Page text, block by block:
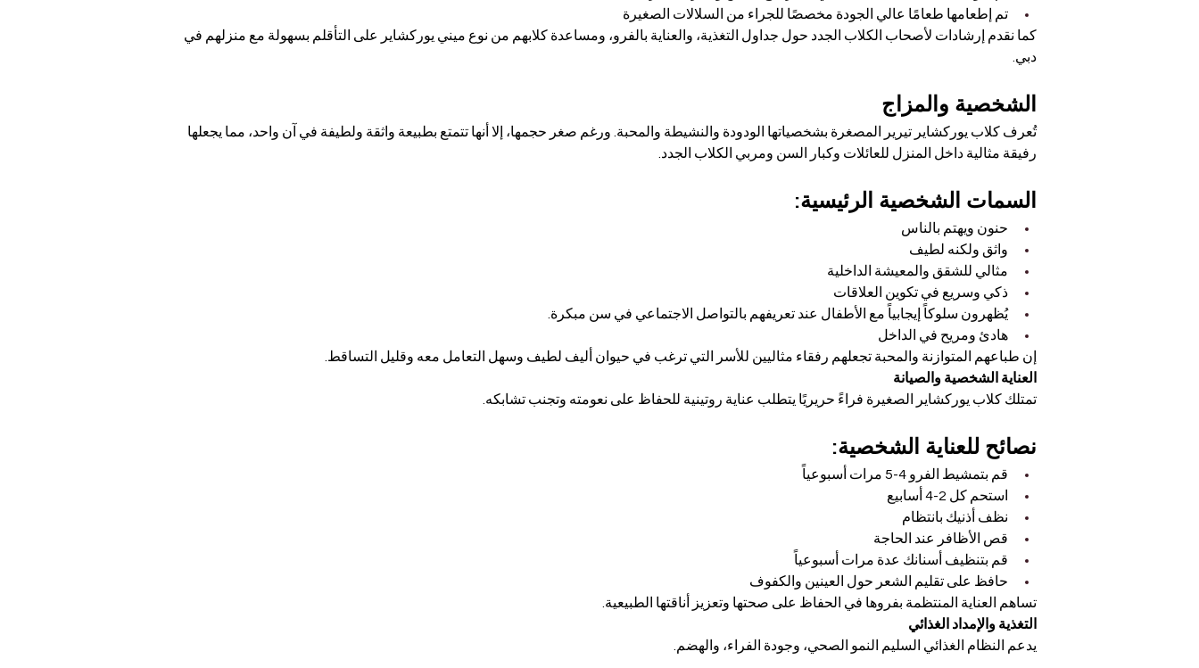
تم إطعامها طعامًا عالي الجودة مخصصًا للجراء من السلالات الصغيرة
كما نقدم إرشادات لأصحاب الكلاب الجدد حول جداول التغذية، والعناية بالفرو، ومساعدة كلابهم من نوع ميني يوركشاير على التأقلم بسهولة مع منزلهم في
دبي.
الشخصية والمزاج
تُعرف كلاب يوركشاير تيرير المصغرة بشخصياتها الودودة والنشيطة والمحبة. ورغم صغر حجمها، إلا أنها تتمتع بطبيعة واثقة ولطيفة في آن واحد، مما يجعلها
رفيقة مثالية داخل المنزل للعائلات وكبار السن ومربي الكلاب الجدد.
السمات الشخصية الرئيسية:
حنون ويهتم بالناس
واثق ولكنه لطيف
مثالي للشقق والمعيشة الداخلية
ذكي وسريع في تكوين العلاقات
يُظهرون سلوكاً إيجابياً مع الأطفال عند تعريفهم بالتواصل الاجتماعي في سن مبكرة.
هادئ ومريح في الداخل
إن طباعهم المتوازنة والمحبة تجعلهم رفقاء مثاليين للأسر التي ترغب في حيوان أليف لطيف وسهل التعامل معه وقليل التساقط.
العناية الشخصية والصيانة
تمتلك كلاب يوركشاير الصغيرة فراءً حريريًا يتطلب عناية روتينية للحفاظ على نعومته وتجنب تشابكه.
نصائح للعناية الشخصية:
قم بتمشيط الفرو 4-5 مرات أسبوعياً
استحم كل 2-4 أسابيع
نظف أذنيك بانتظام
قص الأظافر عند الحاجة
قم بتنظيف أسنانك عدة مرات أسبوعياً
حافظ على تقليم الشعر حول العينين والكفوف
تساهم العناية المنتظمة بفروها في الحفاظ على صحتها وتعزيز أناقتها الطبيعية.
التغذية والإمداد الغذائي
يدعم النظام الغذائي السليم النمو الصحي، وجودة الفراء، والهضم.